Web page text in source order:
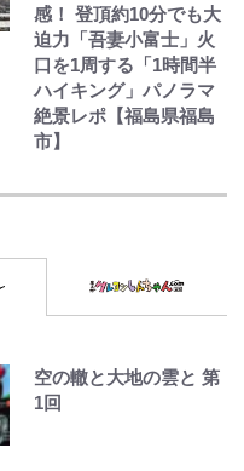
感！ 登頂約10分でも大
迫力「吾妻小富士」火
口を1周する「1時間半
ハイキング」パノラマ
絶景レポ【福島県福島
市】
ケメン近影に「顔パン
演”ショットに「夫婦で
写ってるの尊い」 長
空の轍と大地の雲と 第
1回